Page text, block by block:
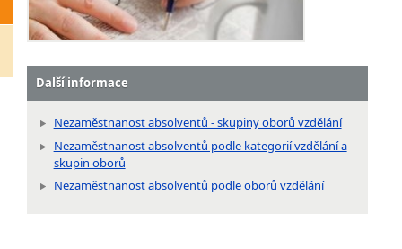
Další informace
Nezaměstnanost absolventů - skupiny oborů vzdělání
Nezaměstnanost absolventů podle kategorií vzdělání a
skupin oborů
Nezaměstnanost absolventů podle oborů vzdělání